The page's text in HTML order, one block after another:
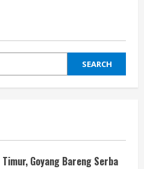
SEARCH
Goyang Bareng Serba